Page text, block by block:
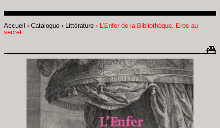
Fil
Accueil Catalogue Littérature
L'Enfer de la Bibliothèque. Eros au
secret